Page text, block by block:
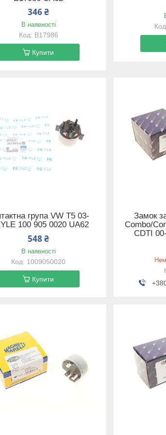
346 ₴
В наявності
B17986
Купити
група VW T5 03-
100 905 0020 UA62
548 ₴
В наявності
1009050020
Купити
Замок
Combo/
CDTI